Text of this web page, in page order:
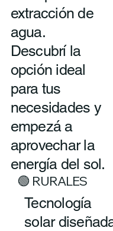
extracción de
agua.
Descubrí la
opción ideal
para tus
necesidades y
empezá a
aprovechar la
energía del sol.
🟢 RURALES
Tecnología
solar